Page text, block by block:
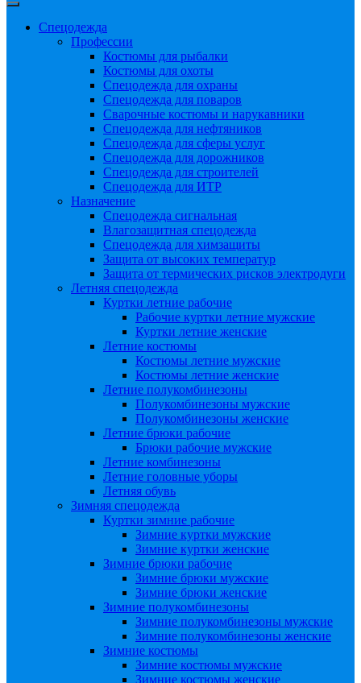
Спецодежда
Профессии
Костюмы для рыбалки
Костюмы для охоты
Спецодежда для охраны
Спецодежда для поваров
Сварочные костюмы и нарукавники
Спецодежда для нефтяников
Спецодежда для сферы услуг
Спецодежда для дорожников
Спецодежда для строителей
Спецодежда для ИТР
Назначение
Спецодежда сигнальная
Влагозащитная спецодежда
Спецодежда для химзащиты
Защита от высоких температур
Защита от термических рисков электродуги
Летняя спецодежда
Куртки летние рабочие
Рабочие куртки летние мужские
Куртки летние женские
Летние костюмы
Костюмы летние мужские
Костюмы летние женские
Летние полукомбинезоны
Полукомбинезоны мужские
Полукомбинезоны женские
Летние брюки рабочие
Брюки рабочие мужские
Летние комбинезоны
Летние головные уборы
Летняя обувь
Зимняя спецодежда
Куртки зимние рабочие
Зимние куртки мужские
Зимние куртки женские
Зимние брюки рабочие
Зимние брюки мужские
Зимние брюки женские
Зимние полукомбинезоны
Зимние полукомбинезоны мужские
Зимние полукомбинезоны женские
Зимние костюмы
Зимние костюмы мужские
Зимние костюмы женские